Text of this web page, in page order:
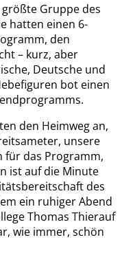
Gruppe des
hatten einen 6-
den
– kurz, aber
Deutsche und
bot einen
den Heimweg an,
unsere
das Programm,
ist auf die Minute
des
ein ruhiger Abend
Thomas Thierauf
wie immer, schön